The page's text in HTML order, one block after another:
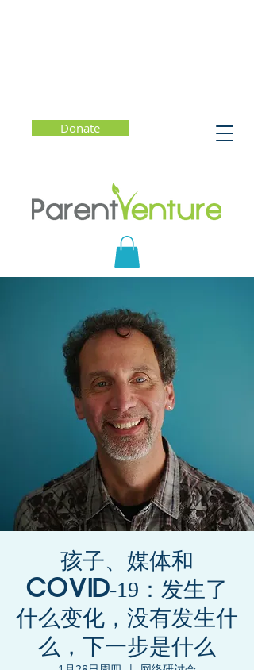
Donate
孩子、媒体和
COVID-19：发生了
什么变化，没有发生什
么，下一步是什么